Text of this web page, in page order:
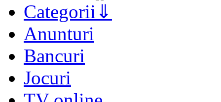
Categorii
Anunturi
Bancuri
Jocuri